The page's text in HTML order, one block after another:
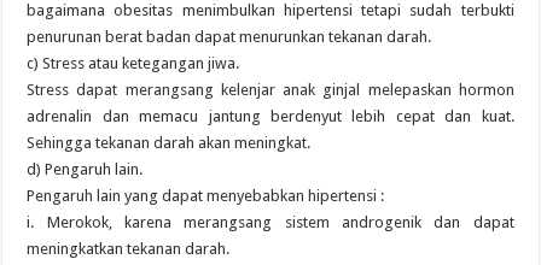
bagaimana obesitas menimbulkan hipertensi tetapi sudah terbukti
penurunan berat badan dapat menurunkan tekanan darah.
c) Stress atau ketegangan jiwa.
Stress dapat merangsang kelenjar anak ginjal melepaskan hormon
adrenalin dan memacu jantung berdenyut lebih cepat dan kuat.
Sehingga tekanan darah akan meningkat.
d) Pengaruh lain.
Pengaruh lain yang dapat menyebabkan hipertensi :
i. Merokok, karena merangsang sistem androgenik dan dapat
meningkatkan tekanan darah.